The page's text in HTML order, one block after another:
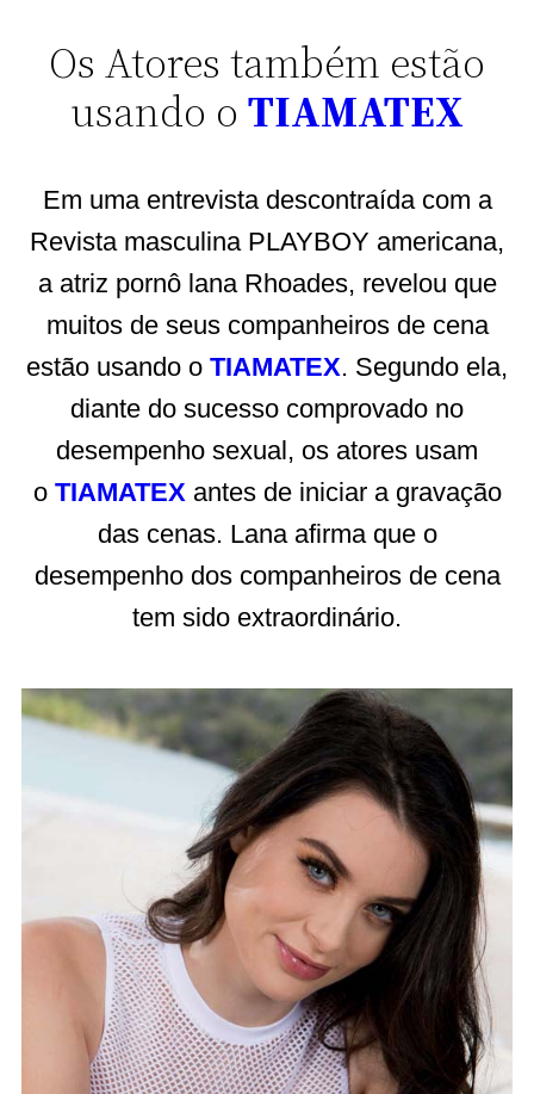
Os Atores também estão
usando o TIAMATEX
Em uma entrevista descontraída com a
Revista masculina PLAYBOY americana,
a atriz pornô lana Rhoades, revelou que
muitos de seus companheiros de cena
estão usando o TIAMATEX. Segundo ela,
diante do sucesso comprovado no
desempenho sexual, os atores usam
o TIAMATEXantes de iniciar a gravação
das cenas. Lana afirma que o
desempenho dos companheiros de cena
tem sido extraordinário.